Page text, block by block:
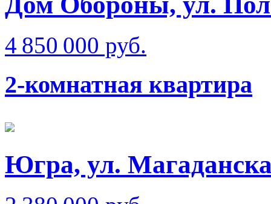
4 850 000 руб.
2-комнатная квартира
Югра, ул.